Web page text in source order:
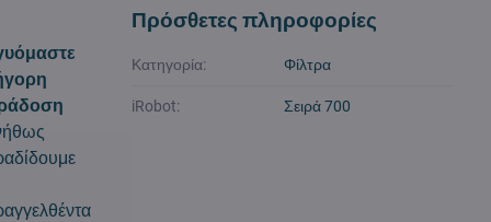
Πρόσθετες πληροφορίες
Κατηγορία: Φίλτρα
iRobot: Σειρά 700